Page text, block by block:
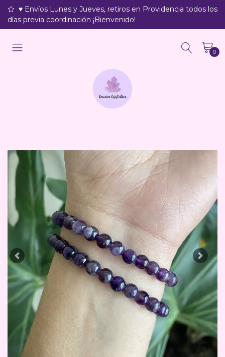
♥ Envíos Lunes y Jueves, retiros en Providencia todos los
días previa coordinación ¡Bienvenido!
0
Previous Next